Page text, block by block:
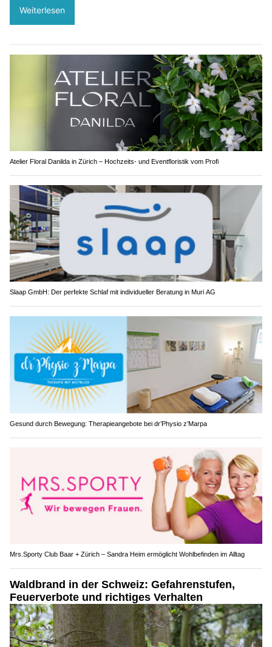
Weiterlesen
Atelier Floral Danilda in Zürich – Hochzeits- und Eventfloristik vom Profi
Slaap GmbH: Der perfekte Schlaf mit individueller Beratung in Muri AG
Gesund durch Bewegung: Therapieangebote bei dr’Physio z’Marpa
Mrs.Sporty Club Baar + Zürich – Sandra Heim ermöglicht Wohlbefinden im Alltag
Waldbrand in der Schweiz: Gefahrenstufen,
Feuerverbote und richtiges Verhalten